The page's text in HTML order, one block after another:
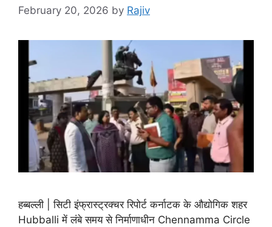
February 20, 2026 by Rajiv
हब्बल्ली | सिटी इंफ्रास्ट्रक्चर रिपोर्ट कर्नाटक के औद्योगिक शहर
Hubballi में लंबे समय से निर्माणाधीन Chennamma Circle